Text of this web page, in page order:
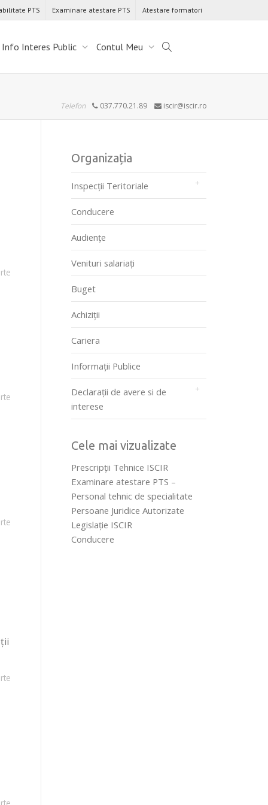
PTS Examinare atestare PTS Atestare formatori
Info Interes Public Contul Meu
Telefon 037.770.21.89 iscir@iscir.ro
Organizația
Inspecții Teritoriale
Conducere
Audienţe
Venituri salariați
Buget
Achiziții
Cariera
Informații Publice
Declarații de avere si de
interese
Cele mai vizualizate
Prescripţii Tehnice ISCIR
Examinare atestare PTS –
Personal tehnic de specialitate
Persoane Juridice Autorizate
Legislaţie ISCIR
Conducere